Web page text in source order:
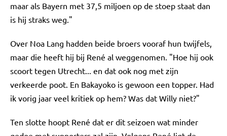
maar als Bayern met 37,5 miljoen op de stoep staat dan
is hij straks weg."
Over Noa Lang hadden beide broers vooraf hun twijfels,
maar die heeft hij bij René al weggenomen. "Hoe hij ook
scoort tegen Utrecht... en dat ook nog met zijn
verkeerde poot. En Bakayoko is gewoon een topper. Had
ik vorig jaar veel kritiek op hem? Was dat Willy niet?"
Ten slotte hoopt René dat er dit seizoen wat minder